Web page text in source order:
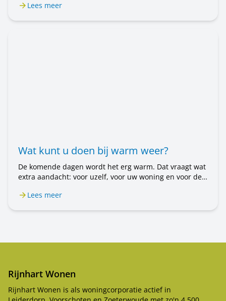
wijkkantoor alleen op afspraak geopend. Wilt u een
Lees meer
Wat kunt u doen bij warm weer?
De komende dagen wordt het erg warm. Dat vraagt wat
extra aandacht: voor uzelf, voor uw woning en voor de
doen.Lees meer
Rijnhart Wonen
Rijnhart Wonen is als woningcorporatie actief in